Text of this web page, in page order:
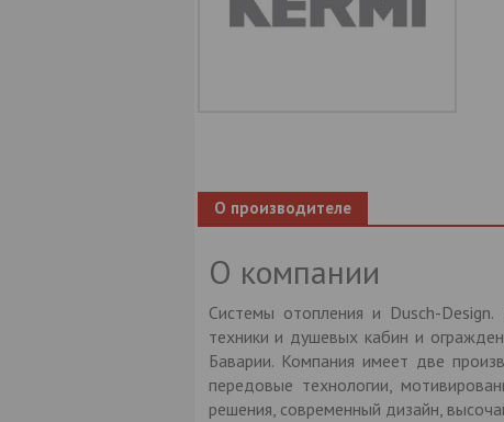
О производителе
О компании
Системы отопления и Dusch-
техники и душевых кабин и
Баварии. Компания имеет две
передовые технологии,
решения, современный дизайн,